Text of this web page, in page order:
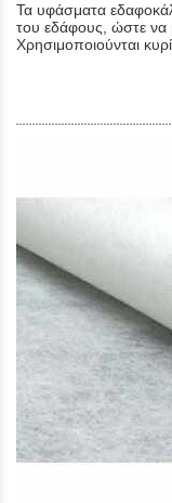
Τα υφάσματα
του εδάφους, ώστε να
Χρησιμοποιούνται